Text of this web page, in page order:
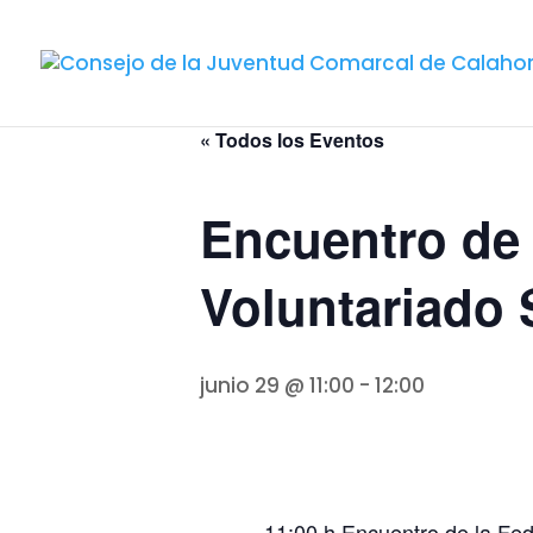
« Todos los Eventos
Encuentro
Voluntariado
junio 29 @ 11:00 - 12:00